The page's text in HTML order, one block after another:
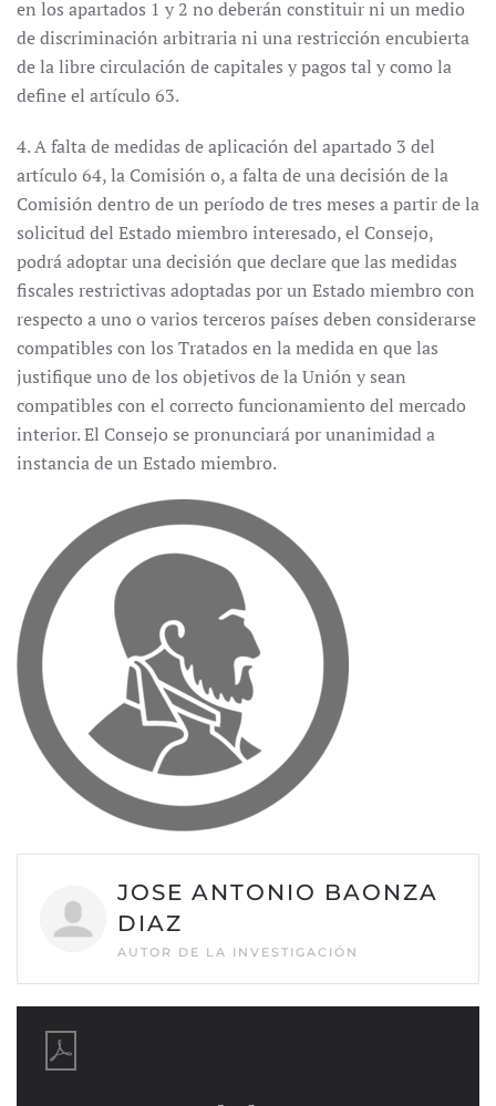
en los apartados 1 y 2 no deberán constituir ni un medio
de discriminación arbitraria ni una restricción encubierta
de la libre circulación de capitales y pagos tal y como la
define el artículo 63.
4. A falta de medidas de aplicación del apartado 3 del
artículo 64, la Comisión o, a falta de una decisión de la
Comisión dentro de un período de tres meses a partir de la
solicitud del Estado miembro interesado, el Consejo,
podrá adoptar una decisión que declare que las medidas
fiscales restrictivas adoptadas por un Estado miembro con
respecto a uno o varios terceros países deben considerarse
compatibles con los Tratados en la medida en que las
justifique uno de los objetivos de la Unión y sean
compatibles con el correcto funcionamiento del mercado
interior. El Consejo se pronunciará por unanimidad a
instancia de un Estado miembro.
JOSE ANTONIO BAONZA
DIAZ
AUTOR DE LA INVESTIGACIÓN